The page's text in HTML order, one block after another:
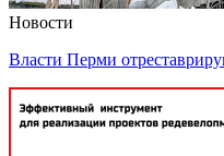
Новости
Власти Перми